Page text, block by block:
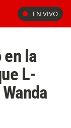
EN VIVO
en la
L-